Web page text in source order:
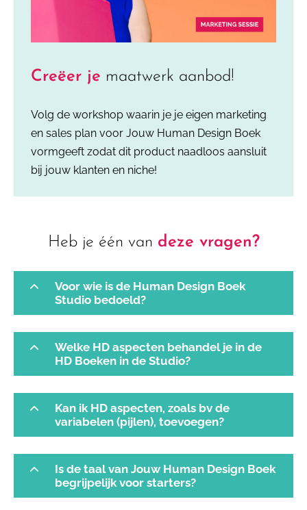
Creëer je maatwerk aanbod!
Volg de workshop waarin je je eigen marketing
en sales plan voor Jouw Human Design Boek
vormgeeft zodat dit product naadloos aansluit
bij jouw klanten en niche!
Heb je één van deze vragen?
Voor wie is de Human Design Boek
Studio bedoeld?
Welke HD aspecten behandel je in de
HD Boeken in de Studio?
Kan ik HD aspecten, zoals bv de
variabelen (pijlen), toevoegen?
Is de taal van Jouw Human Design Boek
begrijpelijk voor starters?